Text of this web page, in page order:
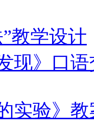
教学设计
现》口
实验》